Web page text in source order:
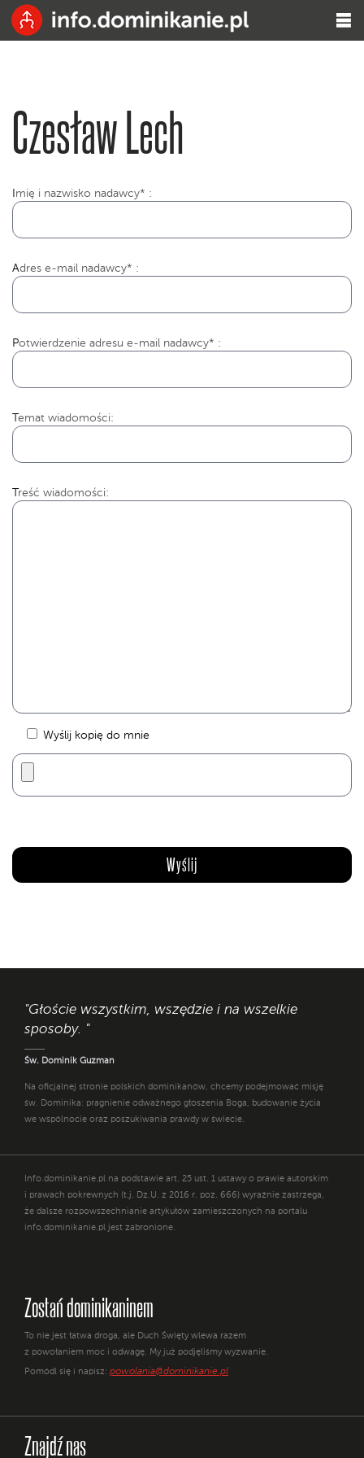
Czesław Lech
mię i nazwisko nadawcy* :
Adres e-mail nadawcy* :
Potwierdzenie adresu e-mail nadawcy* :
Temat wiadomości:
Treść wiadomości:
Wyślij kopię do mnie
"Głoście wszystkim, wszędzie i na wszelkie
sposoby. "
Św. Dominik Guzman
Na oficjalnej stronie polskich dominikanów, chcemy podejmować misję
św. Dominika: pragnienie odważnego głoszenia Boga, budowanie życia
we wspólnocie oraz poszukiwania prawdy w świecie.
Info.dominikanie.pl na podstawie art. 25 ust. 1 ustawy o prawie autorskim
i prawach pokrewnych (t.j. Dz.U. z 2016 r. poz. 666) wyraźnie zastrzega,
że dalsze rozpowszechnianie artykułów zamieszczonych na portalu
info.dominikanie.pl jest zabronione.
Zostań dominikaninem
To nie jest łatwa droga, ale Duch Święty wlewa razem
z powołaniem moc i odwagę. My już podjęliśmy wyzwanie.
Pomódl się i napisz: powolania@dominikanie.pl
Znajdź nas